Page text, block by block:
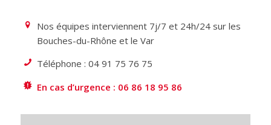
Nos équipes interviennent 7j/7 et 24h/24 sur les
Bouches-du-Rhône et le Var
Téléphone : 04 91 75 76 75
En cas d’urgence : 06 86 18 95 86